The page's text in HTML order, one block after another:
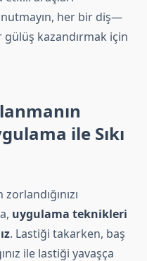
her bir diş—
kazandırmak için
ile Sıkı
uygulama teknikleri
. Lastiği takarken, baş
ile lastiği yavaşça